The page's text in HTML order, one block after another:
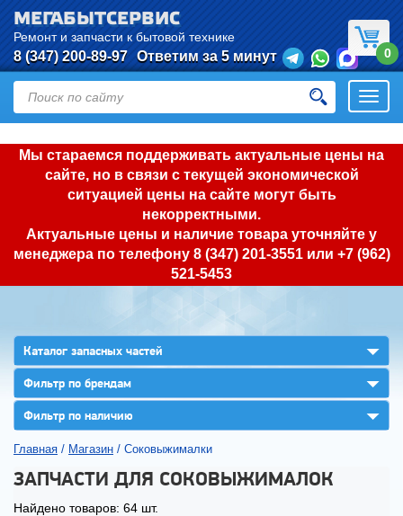
Мы стараемся поддерживать актуальные цены на
сайте, но в связи с текущей экономической
ситуацией цены на сайте могут быть
некорректными.
Актуальные цены и наличие товара уточняйте у
менеджера по телефону 8 (347) 201-3551или +7 (962)
521-5453
МЕГАБЫТСЕРВИС
Ремонт и запчасти к бытовой технике
8 (347) 200-89-97 Ответим за 5 минут 0
Каталог запасных частей ▼
Фильтр по брендам ▼
Фильтр по наличию ▼
Главная / Магазин / Соковыжималки
ЗАПЧАСТИ ДЛЯ СОКОВЫЖИМАЛОК
Найдено товаров: 64 шт.